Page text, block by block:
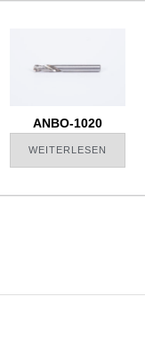
ANBO-1020
WEITERLESEN